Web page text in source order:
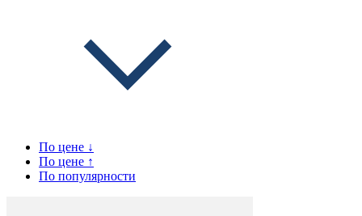
По цене ↓
По цене ↑
По популярности